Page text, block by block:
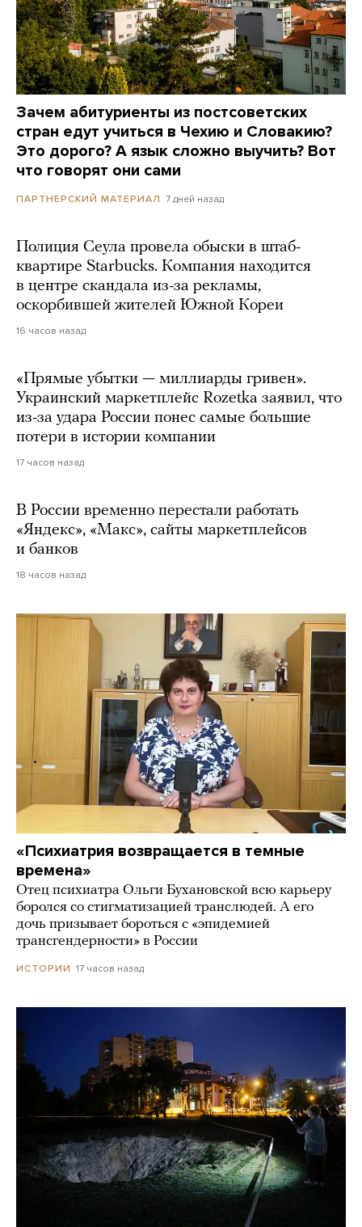
Зачем абитуриенты из постсоветских
стран едут учиться в Чехию и Словакию?
Это дорого? А язык сложно выучить? Вот
что говорят они сами
ПАРТНЕРСКИЙ МАТЕРИАЛ 7 дней назад
Полиция Сеула провела обыски в штаб-
квартире Starbucks. Компания находится
в центре скандала из-за рекламы,
оскорбившей жителей Южной Кореи
16 часов назад
«Прямые убытки — миллиарды гривен».
Украинский маркетплейс Rozetka заявил, что
из-за удара России понес самые большие
потери в истории компании
17 часов назад
В России временно перестали работать
«Яндекс», «Макс», сайты маркетплейсов
и банков
18 часов назад
«Психиатрия возвращается в темные
времена»
Отец психиатра Ольги Бухановской всю карьеру
боролся со стигматизацией транслюдей. А его
дочь призывает бороться с «эпидемией
трансгендерности» в России
ИСТОРИИ 17 часов назад